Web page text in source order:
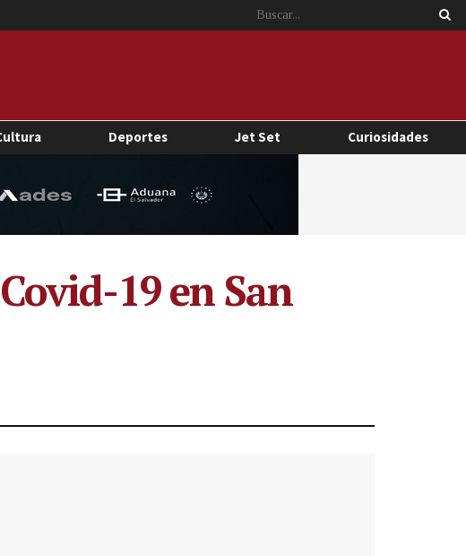
Deportes Jet Set Curiosidades
19 en San